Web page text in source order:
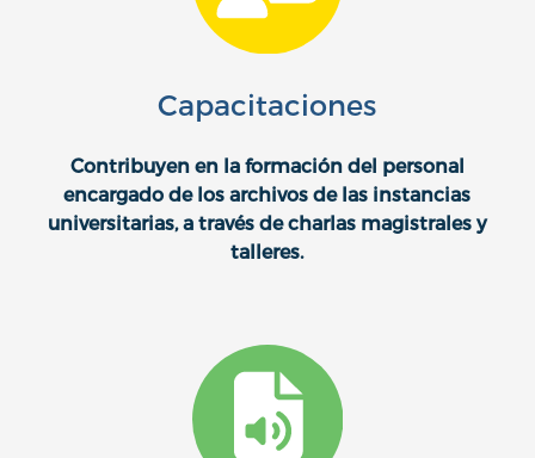
Capacitaciones
Contribuyen en la formación del personal
encargado de los archivos de las instancias
universitarias, a través de charlas magistrales y
talleres.